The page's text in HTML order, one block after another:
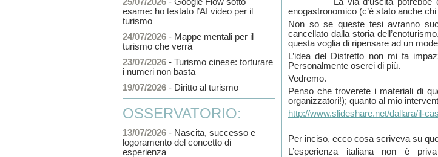
esame: ho testato l’AI video per il
turismo
24/07/2026 - Mappe mentali per il
turismo che verrà
23/07/2026 - Turismo cinese: torturare
i numeri non basta
19/07/2026 - Diritto al turismo
OSSERVATORIO:
13/07/2026 - Nascita, successo e
logoramento del concetto di
esperienza
enogastronomico (c’è stato anche
Non so se queste tesi avranno
cancellato dalla storia
questa voglia di ripensare ad un
L’idea del Distretto non mi fa
Personalmente oserei di più.
Vedremo.
Penso che troverete i materiali di
organizzatori!); quanto al mio
http://www.slideshare.net/dallara/il-
Per inciso, ecco cosa scriveva su
L’esperienza italiana non è